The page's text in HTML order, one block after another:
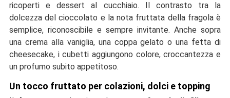
ricoperti e dessert al cucchiaio. Il contrasto tra la
dolcezza del cioccolato e la nota fruttata della fragola è
semplice, riconoscibile e sempre invitante. Anche sopra
una crema alla vaniglia, una coppa gelato o una fetta di
cheesecake, i cubetti aggiungono colore, croccantezza e
un profumo subito appetitoso.
Un tocco fruttato per colazioni, dolci e topping